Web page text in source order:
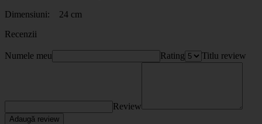
Dimensiuni: 24 cm
Recenzii
Numele meu Rating Titlu review
Review
Adaugă review